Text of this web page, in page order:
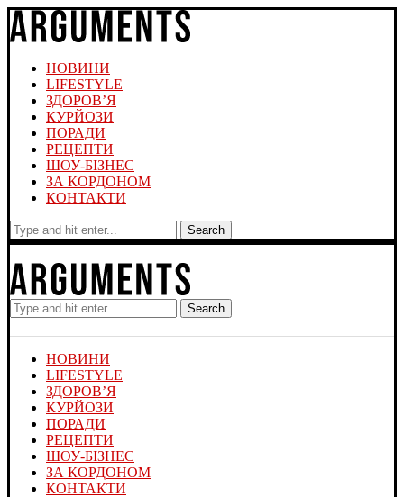
НОВИНИ
LIFESTYLE
ЗДОРОВ’Я
КУРЙОЗИ
ПОРАДИ
РЕЦЕПТИ
ШОУ-БІЗНЕС
ЗА КОРДОНОМ
КОНТАКТИ
Search
Search
НОВИНИ
LIFESTYLE
ЗДОРОВ’Я
КУРЙОЗИ
ПОРАДИ
РЕЦЕПТИ
ШОУ-БІЗНЕС
ЗА КОРДОНОМ
КОНТАКТИ